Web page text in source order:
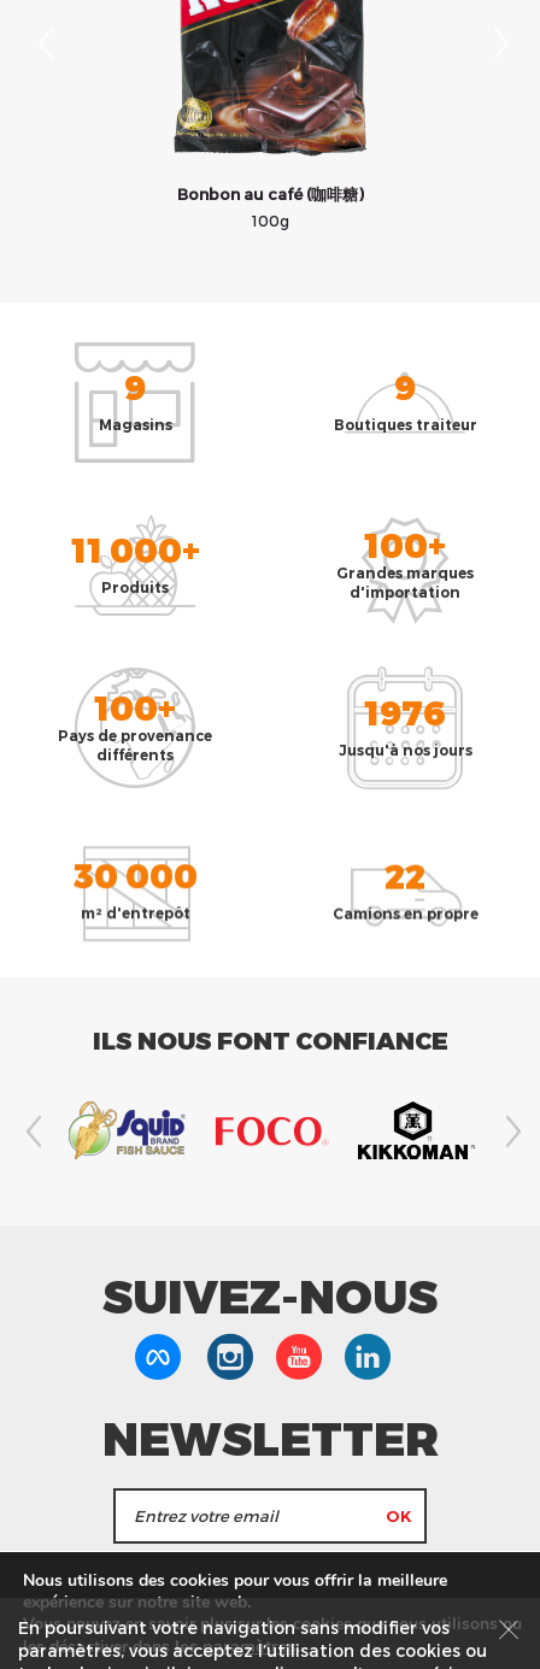
Bonbon au café (咖啡糖)
100g
9
Magasins
9
Boutiques traiteur
11 000+
Produits
100+
Grandes marques
d'importation
100+
Pays de provenance
différents
1976
Jusqu'à nos jours
30 000
m² d'entrepôt
22
Camions en propre
ILS NOUS FONT CONFIANCE
SUIVEZ-NOUS
NEWSLETTER
J'accepte de recevoir les actualités et les
informations de Tang Frères.
Nos Magasins Service commercial
Recrutement
En poursuivant votre navigation sans modifier vos
paramètres, vous acceptez l’utilisation des cookies ou
Nous utilisons des cookies pour vous offrir la meilleure
expérience sur notre site web.
Vous pouvez en savoir plus sur les cookies que nous utilisons ou
les désactiver dans lesparamètres.